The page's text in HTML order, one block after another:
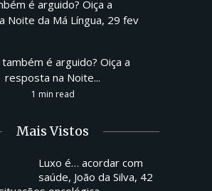
é arguido? Oiça a
resposta na Noite...
1 min read
Mais Vistos
Luxo é… acordar com
saúde, João da Silva, 42